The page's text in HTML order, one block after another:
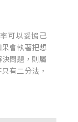
可以妥協己
會執著把想
問題，則屬
有二分法，